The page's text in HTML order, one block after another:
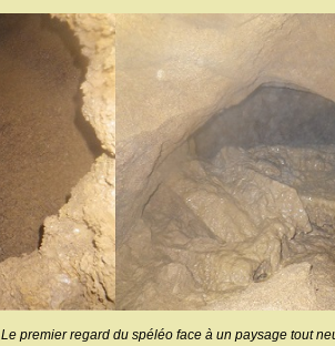
Le premier regard du spéléo face à un paysage tout